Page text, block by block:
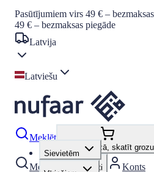
Pasūtījumiem virs 49 € –
49 € – bezmaksas piegāde
Latvija
Latviešu
Meklēt
preces grozā, skatīt grozu
Meklēt Favorīti Konts
Sievietēm